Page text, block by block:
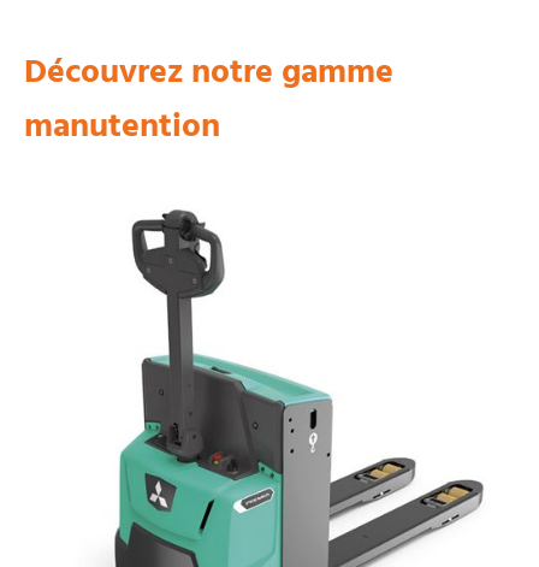
Découvrez notre gamme
manutention